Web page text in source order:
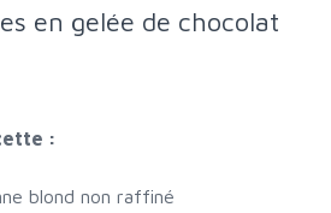
en gelée de chocolat
:
blond non raffiné